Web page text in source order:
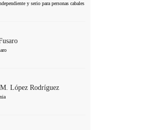
y serio para personas cabales
López Rodríguez